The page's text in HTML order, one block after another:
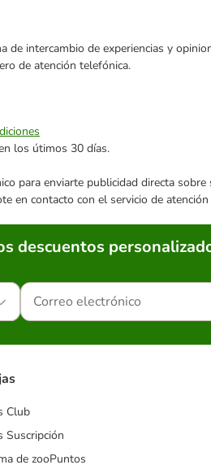
de intercambio de experiencias y
de atención telefónica.
los útimos 30 días.
para enviarte publicidad directa
en contacto con el servicio de
descuentos
Club
Suscripción
de zooPuntos